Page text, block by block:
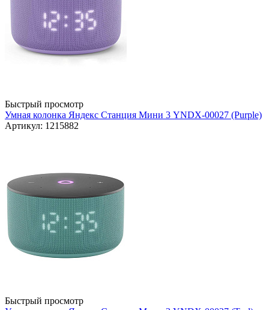
Быстрый просмотр
Умная колонка Яндекс Станция Мини 3 YNDX-00027 (Purple)
Артикул: 1215882
Быстрый просмотр